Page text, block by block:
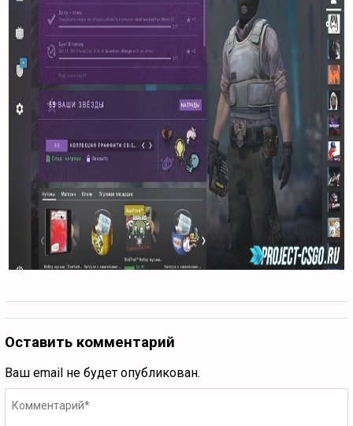
Оставить комментарий
Ваш email не будет опубликован.